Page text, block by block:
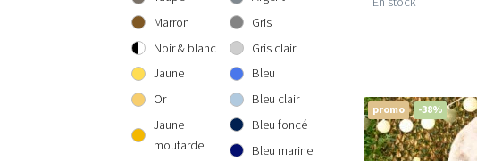
200x290 cm
240x340 cm
300x400 cm
Marron
Noir & blanc
Jaune
Or
Jaune
moutarde
Gris
Gris clair
Bleu
Bleu clair
Bleu foncé
Bleu marine
promo -38%